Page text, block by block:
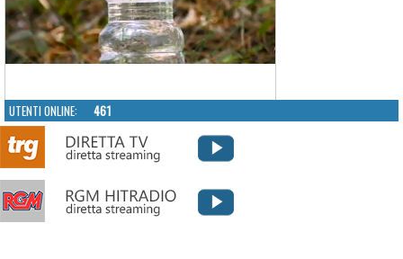
UTENTI ONLINE: 461